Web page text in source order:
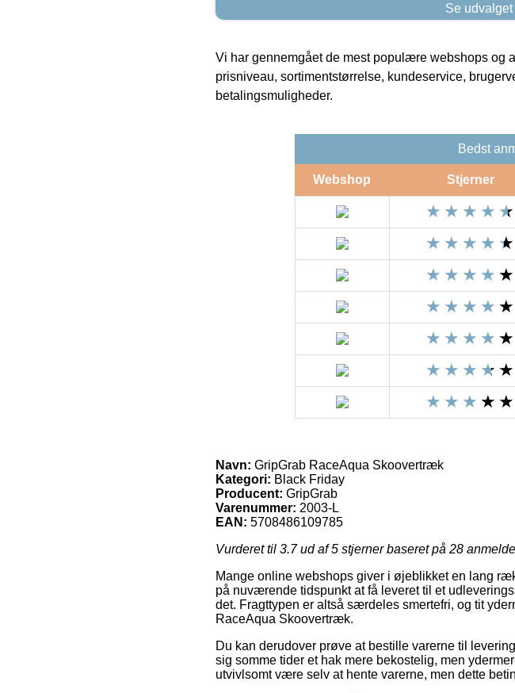
Se
Vi har gennemgået de mest populære webshops og
prisniveau, sortimentstørrelse, kundeservice,
betalingsmuligheder.
Bedst
Webshop Stjerner
Navn: GripGrab RaceAqua Skoovertræk
Kategori: Black Friday
Producent: GripGrab
Varenummer: 2003-L
EAN: 5708486109785
Vurderet til 3.7ud af 5 stjerner baseret på 28
Mange online webshops giver i øjeblikket en lang
på nuværende tidspunkt at få leveret til et
det. Fragttypen er altså særdeles smertefri, og tit
RaceAqua Skoovertræk.
Du kan derudover prøve at bestille varerne til
sig somme tider et hak mere bekostelig, men
utvivlsomt være selv at hente varerne, men dette